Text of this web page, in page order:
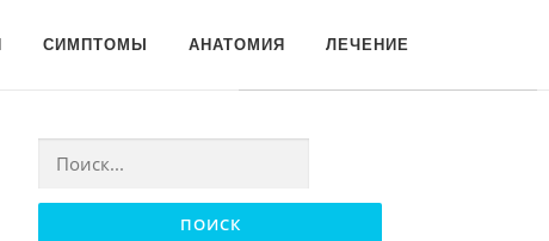
СИМПТОМЫ АНАТОМИЯ ЛЕЧЕНИЕ
Найти:
Для любых предложений по